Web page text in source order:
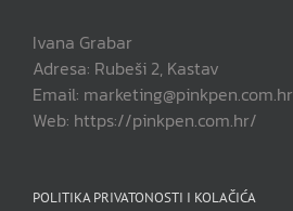
Ivana Grabar
Adresa: Rubeši 2, Kastav
Email: marketing@pinkpen.com.hr
Web: https://pinkpen.com.hr/
POLITIKA PRIVATONOSTI I KOLAČIĆA